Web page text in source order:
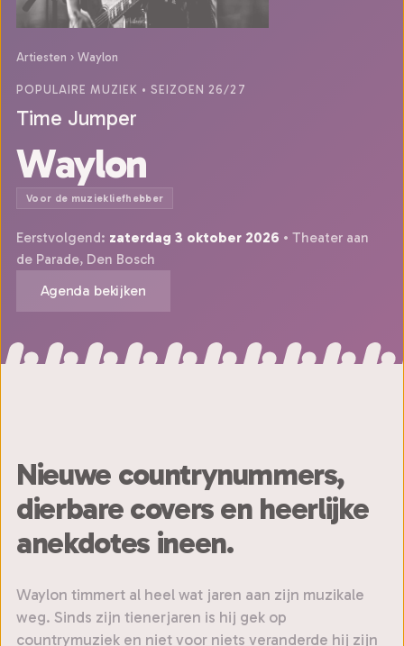
Artiesten › Waylon
POPULAIRE MUZIEK • SEIZOEN 26/27
Time Jumper
Waylon
Voor de muziekliefhebber
Eerstvolgend: zaterdag 3 oktober 2026 • Theater aan
de Parade, Den Bosch
Agenda bekijken
Nieuwe countrynummers,
dierbare covers en heerlijke
anekdotes ineen.
Waylon timmert al heel wat jaren aan zijn muzikale
weg. Sinds zijn tienerjaren is hij gek op
countrymuziek en niet voor niets veranderde hij zijn